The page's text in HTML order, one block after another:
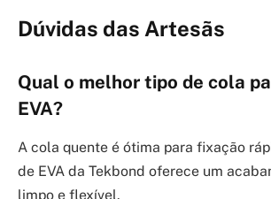
Dúvidas das Artesãs
Qual o melhor tipo de cola
EVA?
A cola quente é ótima para fixação
de EVA da Tekbond oferece um
limpo e flexível.